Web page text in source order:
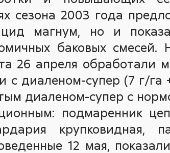
сезона 2003 года
магнум, но и
баковых смесей.
26 апреля обработали
с диаленом-супер (7 г/га
диаленом-супер с
подмаренник
крупковидная,
12 мая,